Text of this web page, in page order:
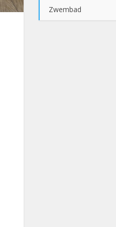
Zwembad